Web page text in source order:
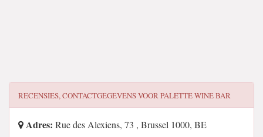
RECENSIES, CONTACTGEGEVENS VOORPALETTE WINE BAR
Adres: Rue des Alexiens, 73 , Brussel 1000, BE